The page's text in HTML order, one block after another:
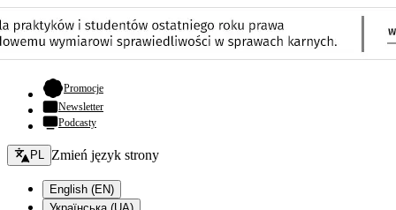
Promocje- otwiera się w nowej karcie
Newsletter
Podcasty
Zmień język - bieżący:
PL Zmień język strony
English (EN)